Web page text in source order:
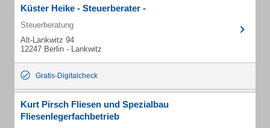
Küster Heike - Steuerberater -
Steuerberatung
Alt-Lankwitz 94
12247 Berlin - Lankwitz
Gratis-Digitalcheck
Kurt Pirsch Fliesen und Spezialbau
Fliesenlegerfachbetrieb